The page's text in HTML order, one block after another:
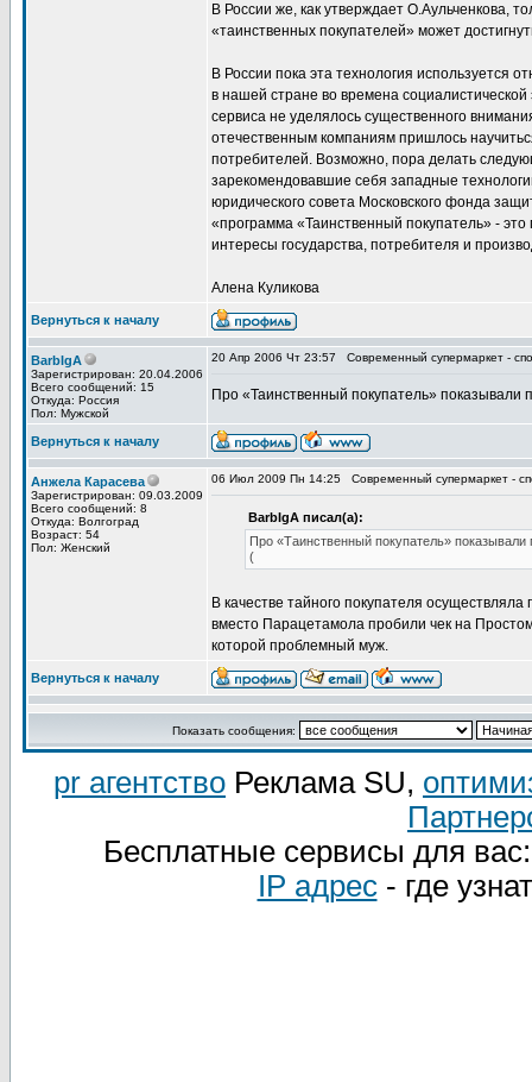
В России же, как утверждает О.Аульченкова,
«таинственных покупателей» может
В России пока эта технология используется
в нашей стране во времена
сервиса не уделялось существенного
отечественным компаниям пришлось
потребителей. Возможно, пора делать
зарекомендовавшие себя западные
юридического совета Московского фонда
«программа «Таинственный покупатель» -
интересы государства, потребителя и
Алена Куликова
Вернуться к началу
BarbIgA
Зарегистрирован: 20.04.2006
Всего сообщений: 15
Откуда: Россия
Пол: Мужской
20 Апр 2006 Чт 23:57 Современный супермаркет -
Про «Таинственный покупатель» показывали
Вернуться к началу
Анжела Карасева
Зарегистрирован: 09.03.2009
Всего сообщений: 8
Откуда: Волгоград
Возраст: 54
Пол: Женский
06 Июл 2009 Пн 14:25 Современный супермаркет -
BarbIgA писал(а):
Про «Таинственный покупатель» показывали
(
В качестве тайного покупателя
вместо Парацетамола пробили чек на
которой проблемный муж.
Вернуться к началу
Показать сообщения:
pr агентство Реклама SU,
Бесплатные сервисы для
IP адрес- где